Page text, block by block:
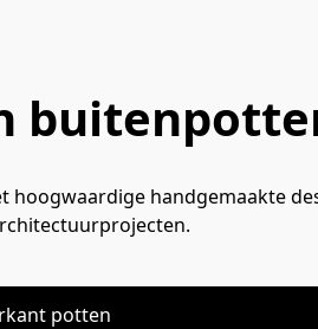
handgemaakte
potten